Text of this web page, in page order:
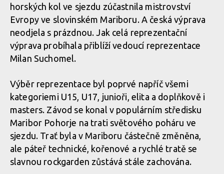
horských kol ve sjezdu zúčastnila mistrovství
Evropy ve slovinském Mariboru. A česká výprava
neodjela s prázdnou. Jak celá reprezentační
výprava probíhala přiblíží vedoucí reprezentace
Milan Suchomel.
Výběr reprezentace byl poprvé napříč všemi
kategoriemi U15, U17, junioři, elita a doplňkově i
masters. Závod se konal v populárním středisku
Maribor Pohorje na trati světového poháru ve
sjezdu. Trať byla v Mariboru částečně změněna,
ale páteř technické, kořenové a rychlé tratě se
slavnou rockgarden zůstává stále zachována.